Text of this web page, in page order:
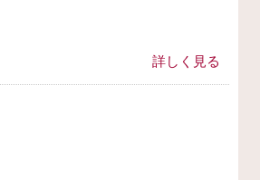
詳しく見る